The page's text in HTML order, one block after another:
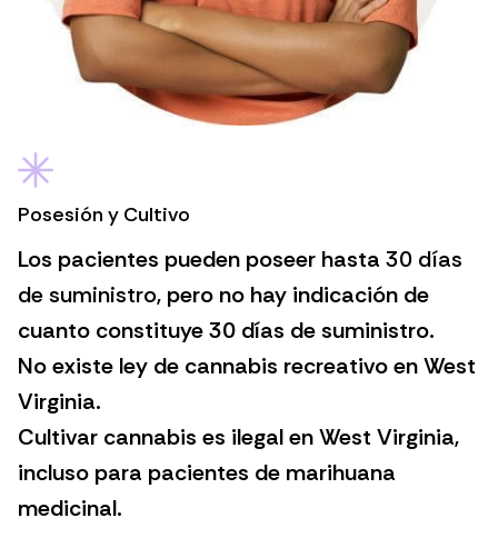
Posesión y Cultivo
Los pacientes pueden poseer hasta 30 días
de suministro, pero no hay indicación de
cuanto constituye 30 días de suministro.
No existe ley de cannabis recreativo en West
Virginia.
Cultivar cannabis es ilegal en West Virginia,
incluso para pacientes de marihuana
medicinal.